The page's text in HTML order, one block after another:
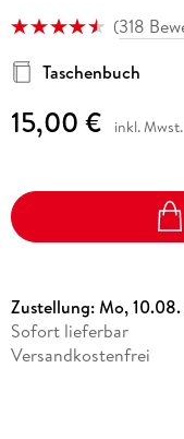
(318
Taschenbuch
15,00 € inkl. Mwst.
Zustellung:Mo,
Sofort lieferbar
Versandkostenfrei